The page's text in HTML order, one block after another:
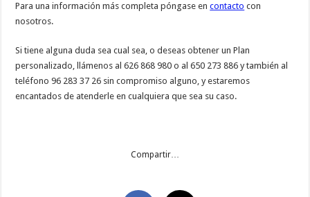
Para una información más completa póngase encontacto con
nosotros.
Si tiene alguna duda sea cual sea, o deseas obtener un Plan
personalizado, llámenos al 626 868 980 o al 650 273 886 y también al
teléfono 96 283 37 26 sin compromiso alguno, y estaremos
encantados de atenderle en cualquiera que sea su caso.
Compartir…